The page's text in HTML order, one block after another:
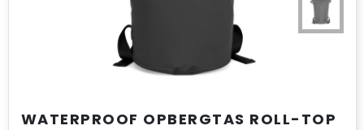
WATERPROOF OPBERGTAS ROLL-TOP